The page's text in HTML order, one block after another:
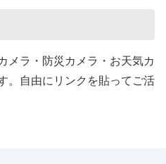
メラ・防災カメラ・お天気カ
。自由にリンクを貼ってご活